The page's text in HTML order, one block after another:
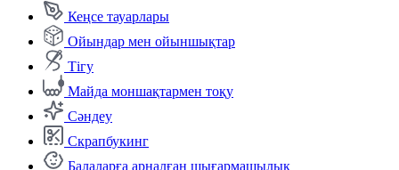
Кеңсе тауарлары
Ойындар мен ойыншықтар
Тігу
Майда моншақтармен тоқу
Сәндеу
Скрапбукинг
Балаларға арналған шығармашылық